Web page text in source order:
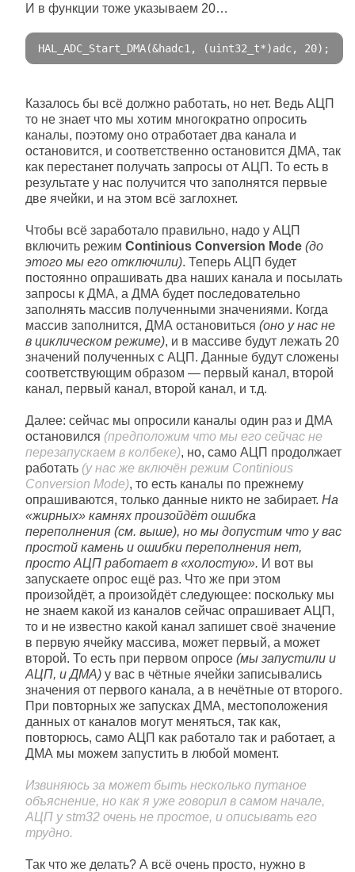
И в функции тоже указываем 20…
HAL_ADC_Start_DMA(&hadc1 , (uint32_t*)adc, 20);
Казалось бы всё должно работать, но нет. Ведь АЦП
то не знает что мы хотим многократно опросить
каналы, поэтому оно отработает два канала и
остановится, и соответственно остановится ДМА, так
как перестанет получать запросы от АЦП. То есть в
результате у нас получится что заполнятся первые
две ячейки, и на этом всё заглохнет.
Чтобы всё заработало правильно, надо у АЦП
включить режим Continious Conversion Mode (до
этого мы его отключили). Теперь АЦП будет
постоянно опрашивать два наших канала и посылать
запросы к ДМА, а ДМА будет последовательно
заполнять массив полученными значениями. Когда
массив заполнится, ДМА остановиться (оно у нас не
в циклическом режиме), и в массиве будут лежать 20
значений полученных с АЦП. Данные будут сложены
соответствующим образом — первый канал, второй
канал, первый канал, второй канал, и т.д.
Далее: сейчас мы опросили каналы один раз и ДМА
остановился (предположим что мы его сейчас не
перезапускаем в колбеке), но, само АЦП продолжает
работать (у нас же включён режим Continious
Conversion Mode), то есть каналы по прежнему
опрашиваются, только данные никто не забирает. На
«жирных» камнях произойдёт ошибка
переполнения (см. выше), но мы допустим что у вас
простой камень и ошибки переполнения нет,
просто АЦП работает в «холостую». И вот вы
запускаете опрос ещё раз. Что же при этом
произойдёт, а произойдёт следующее: поскольку мы
не знаем какой из каналов сейчас опрашивает АЦП,
то и не известно какой канал запишет своё значение
в первую ячейку массива, может первый, а может
второй. То есть при первом опросе (мы запустили и
АЦП, и ДМА) у вас в чётные ячейки записывались
значения от первого канала, а в нечётные от второго.
При повторных же запусках ДМА, местоположения
данных от каналов могут меняться, так как,
повторюсь, само АЦП как работало так и работает, а
ДМА мы можем запустить в любой момент.
Извиняюсь за может быть несколько путаное
объяснение, но как я уже говорил в самом начале,
АЦП у stm32 очень не простое, и описывать его
трудно.
Так что же делать? А всё очень просто, нужно в